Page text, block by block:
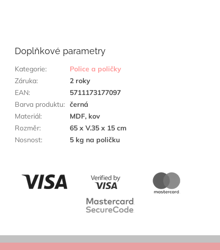
Doplňkové parametry
Kategorie:
Police a poličky
Záruka:
2 roky
EAN:
5711173177097
Barva produktu: černá
Materiál:
MDF, kov
Rozměr:
65 x V.35 x 15 cm
Nosnost: 5 kg na poličku